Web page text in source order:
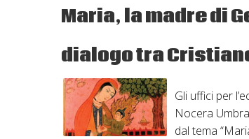
Maria, la madre di
dialogo tra
Gli uffici per
Nocera
dal tema